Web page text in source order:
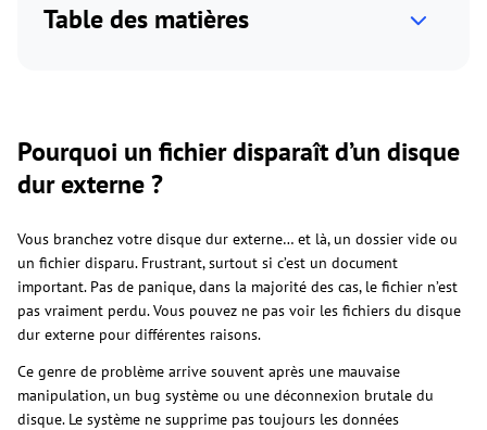
Table des matières
Pourquoi un fichier disparaît d’un disque
dur externe ?
Vous branchez votre disque dur externe… et là, un dossier vide ou
un fichier disparu. Frustrant, surtout si c’est un document
important. Pas de panique, dans la majorité des cas, le fichier n’est
pas vraiment perdu. Vous pouvez ne pas voir les fichiers du disque
dur externe pour différentes raisons.
Ce genre de problème arrive souvent après une mauvaise
manipulation, un bug système ou une déconnexion brutale du
disque. Le système ne supprime pas toujours les données